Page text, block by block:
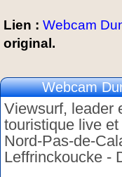
Lien : Webcam
original.
Webcam
Viewsurf, leader
touristique live
Nord-Pas-de-
Leffrinckoucke -